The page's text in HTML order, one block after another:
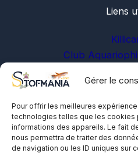
Gérer le
Pour offrir les meilleures
technologies telles que les cookies
informations des appareils. Le fait
nous permettra de traiter des
de navigation ou les ID uniques sur
Liens
Club